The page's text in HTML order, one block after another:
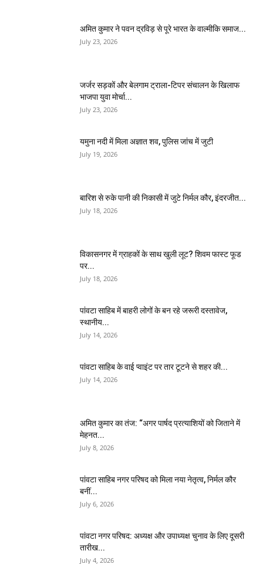
अमित कुमार ने पवन द्रविड़ से पूरे भारत के वाल्मीकि समाज...
July 23, 2026
जर्जर सड़कों और बेलगाम ट्राला-टिपर संचालन के खिलाफ
भाजपा युवा मोर्चा...
July 23, 2026
यमुना नदी में मिला अज्ञात शव, पुलिस जांच में जुटी
July 19, 2026
बारिश से रुके पानी की निकासी में जुटे निर्मल कौर, इंदरजीत...
July 18, 2026
विकासनगर में ग्राहकों के साथ खुली लूट? शिवम फास्ट फूड
पर...
July 18, 2026
पांवटा साहिब में बाहरी लोगों के बन रहे जरूरी दस्तावेज,
स्थानीय...
July 14, 2026
पांवटा साहिब के वाई प्वाइंट पर तार टूटने से शहर की...
July 14, 2026
अमित कुमार का तंज: “अगर पार्षद प्रत्याशियों को जिताने में
मेहनत...
July 8, 2026
पांवटा साहिब नगर परिषद को मिला नया नेतृत्व, निर्मल कौर
बनीं...
July 6, 2026
पांवटा नगर परिषद: अध्यक्ष और उपाध्यक्ष चुनाव के लिए दूसरी
तारीख...
July 4, 2026